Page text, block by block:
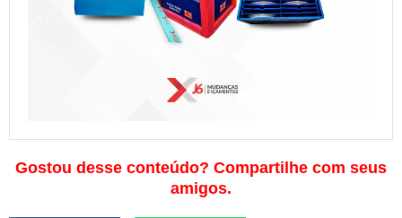
Gostou desse conteúdo? Compartilhe com seus
amigos.